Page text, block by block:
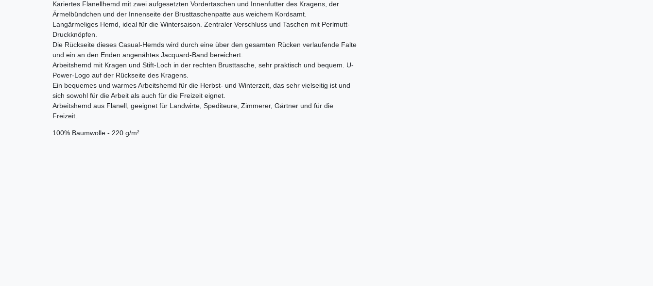
Kariertes Flanellhemd mit zwei aufgesetzten Vordertaschen und Innenfutter des Kragens, der
Ärmelbündchen und der Innenseite der Brusttaschenpatte aus weichem Kordsamt.
Langärmeliges Hemd, ideal für die Wintersaison. Zentraler Verschluss und Taschen mit Perlmutt-
Druckknöpfen.
Die Rückseite dieses Casual-Hemds wird durch eine über den gesamten Rücken verlaufende Falte
und ein an den Enden angenähtes Jacquard-Band bereichert.
Arbeitshemd mit Kragen und Stift-Loch in der rechten Brusttasche, sehr praktisch und bequem. U-
Power-Logo auf der Rückseite des Kragens.
Ein bequemes und warmes Arbeitshemd für die Herbst- und Winterzeit, das sehr vielseitig ist und
sich sowohl für die Arbeit als auch für die Freizeit eignet.
Arbeitshemd aus Flanell, geeignet für Landwirte, Spediteure, Zimmerer, Gärtner und für die
Freizeit.
100% Baumwolle - 220 g/m²